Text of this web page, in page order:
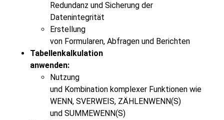
Redundanz und Sicherung der
Datenintegrität
Erstellung
von Formularen, Abfragen und Berichten
Tabellenkalkulation
anwenden:
Nutzung
und Kombination komplexer Funktionen wie
WENN, SVERWEIS, ZÄHLENWENN(S)
und SUMMEWENN(S)